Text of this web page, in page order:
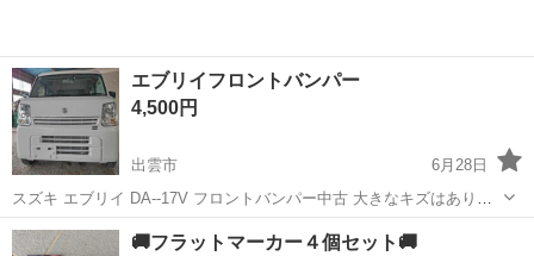
エブリイフロントバンパー
4,500円
出雲市
6月28日
スズキ エブリイ DA--17V フロントバンパー中古 大きなキズはありま
せん。 目だったキズもありません。 中古ですから小さな小キズがある
かも しれませんが見た目はキレイな バンパーになります。 ノウクレ
島根 出雲市 外装、車外用品 バンパー
🚚フラットマーカー４個セット🚚